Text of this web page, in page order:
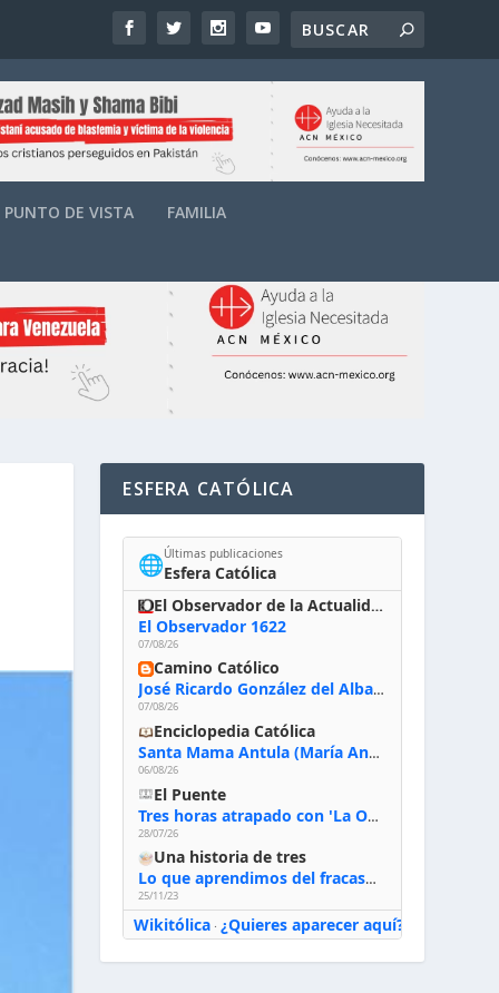
PUNTO DE VISTA FAMILIA
ESFERA CATÓLICA
🌐Últimas publicaciones
Esfera Católica
El Observador de la Actualidad
El Observador 1622
07/08/26
Camino Católico
José Ricardo González del Alba, artista sacro: «Yo oro, hablo con Dios, le pido al Espíritu Santo su inspiración y siempre pinto rezando el rosario para que sea Él quien actúe a través de mis manos»
07/08/26
Enciclopedia Católica
Santa Mama Antula (María Antonia de Paz y Figueroa)
06/08/26
El Puente
Tres horas atrapado con 'La Odisea' de Nolan
28/07/26
Una historia de tres
Lo que aprendimos del fracaso al emprender
25/11/23
Wikitólica· ¿Quieres aparecer aquí?